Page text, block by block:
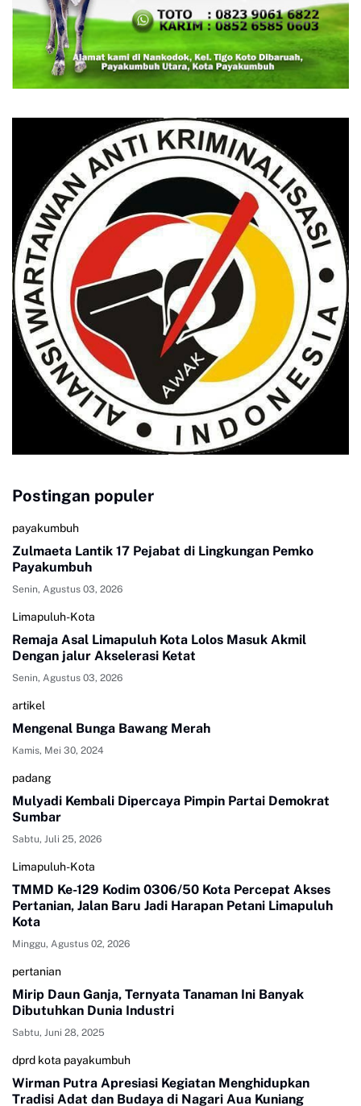
Postingan populer
payakumbuh
Zulmaeta Lantik 17 Pejabat di Lingkungan Pemko
Payakumbuh
Senin, Agustus 03, 2026
Limapuluh-Kota
Remaja Asal Limapuluh Kota Lolos Masuk Akmil
Dengan jalur Akselerasi Ketat
Senin, Agustus 03, 2026
artikel
Mengenal Bunga Bawang Merah
Kamis, Mei 30, 2024
padang
Mulyadi Kembali Dipercaya Pimpin Partai Demokrat
Sumbar
Sabtu, Juli 25, 2026
Limapuluh-Kota
TMMD Ke-129 Kodim 0306/50 Kota Percepat Akses
Pertanian, Jalan Baru Jadi Harapan Petani Limapuluh
Kota
Minggu, Agustus 02, 2026
pertanian
Mirip Daun Ganja, Ternyata Tanaman Ini Banyak
Dibutuhkan Dunia Industri
Sabtu, Juni 28, 2025
dprd kota payakumbuh
Wirman Putra Apresiasi Kegiatan Menghidupkan
Tradisi Adat dan Budaya di Nagari Aua Kuniang